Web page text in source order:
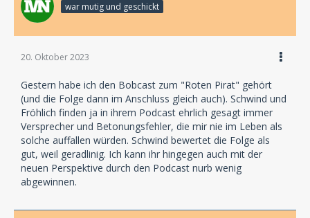
war mutig und geschickt
20. Oktober 2023
Gestern habe ich den Bobcast zum "Roten Pirat" gehört
(und die Folge dann im Anschluss gleich auch). Schwind und
Fröhlich finden ja in ihrem Podcast ehrlich gesagt immer
Versprecher und Betonungsfehler, die mir nie im Leben als
solche auffallen würden. Schwind bewertet die Folge als
gut, weil geradlinig. Ich kann ihr hingegen auch mit der
neuen Perspektive durch den Podcast nurb wenig
abgewinnen.